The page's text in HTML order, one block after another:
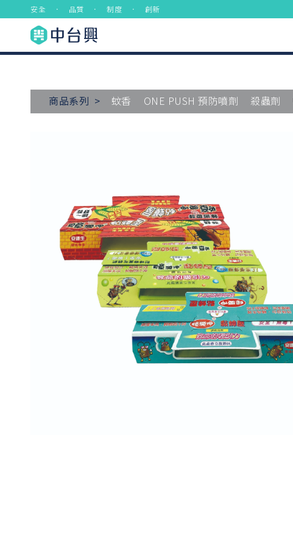
安全 ． 品質 ． 制度 ． 創新
商品系列 > 蚊香 ONE PUSH 預防噴劑 殺蟲劑